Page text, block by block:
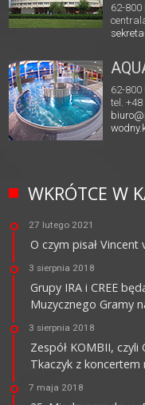
62-800
62-
tel.
WKRÓTCE W
27 lutego 2021
O czym pisał
3 sierpnia 2018
Grupy IRA i CREE
Muzycznego Gramy
3 sierpnia 2018
Zespół KOMBII,
Tkaczyk z koncertem
7 maja 2018